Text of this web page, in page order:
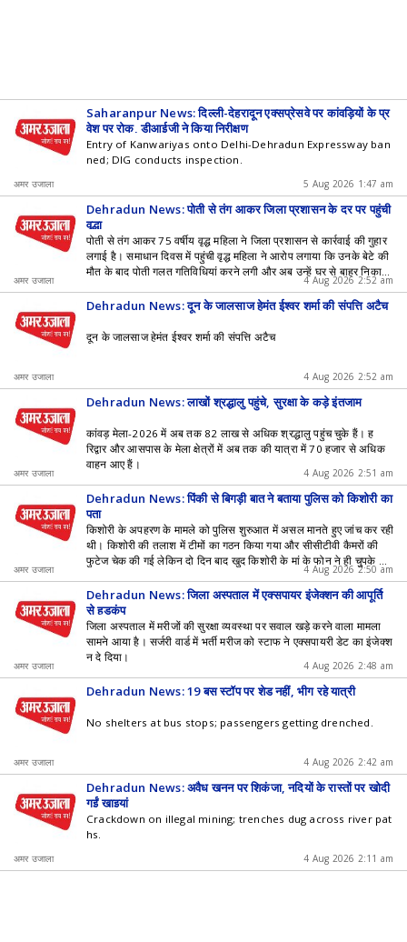
Saharanpur News: दिल्ली-देहरादून एक्सप्रेसवे पर कांवड़ियों के प्र
वेश पर रोक, डीआईजी ने किया निरीक्षण
Entry of Kanwariyas onto Delhi-Dehradun Expressway ban
ned; DIG conducts inspection.
अमर उजाला 5 Aug 2026 1:47 am
Dehradun News: पोती से तंग आकर जिला प्रशासन के दर पर पहुंची
वृद्धा
पोती से तंग आकर 75 वर्षीय वृद्ध महिला ने जिला प्रशासन से कार्रवाई की गुहार
लगाई है। समाधान दिवस में पहुंची वृद्ध महिला ने आरोप लगाया कि उनके बेटे की
मौत के बाद पोती गलत गतिविधियां करने लगी और अब उन्हें घर से बाहर निकाल
अमर उजाला 4 Aug 2026 2:52 am
Dehradun News: दून के जालसाज हेमंत ईश्वर शर्मा की संपत्ति अटैच
दून के जालसाज हेमंत ईश्वर शर्मा की संपत्ति अटैच
अमर उजाला 4 Aug 2026 2:52 am
Dehradun News: लाखों श्रद्धालु पहुंचे, सुरक्षा के कड़े इंतजाम
कांवड़ मेला-2026 में अब तक 82 लाख से अधिक श्रद्धालु पहुंच चुके हैं। ह
रिद्वार और आसपास के मेला क्षेत्रों में अब तक की यात्रा में 70 हजार से अधिक
वाहन आए हैं।
अमर उजाला 4 Aug 2026 2:51 am
Dehradun News: पिंकी से बिगड़ी बात ने बताया पुलिस को किशोरी का
पता
किशोरी के अपहरण के मामले को पुलिस शुरुआत में असल मानते हुए जांच कर रही
थी। किशोरी की तलाश में टीमों का गठन किया गया और सीसीटीवी कैमरों की
फुटेज चेक की गई लेकिन दो दिन बाद खुद किशोरी के मां के फोन ने ही चुपके से
अमर उजाला 4 Aug 2026 2:50 am
Dehradun News: जिला अस्पताल में एक्सपायर इंजेक्शन की आपूर्ति
से हड़कंप
जिला अस्पताल में मरीजों की सुरक्षा व्यवस्था पर सवाल खड़े करने वाला मामला
सामने आया है। सर्जरी वार्ड में भर्ती मरीज को स्टाफ ने एक्सपायरी डेट का इंजेक्श
न दे दिया।
अमर उजाला 4 Aug 2026 2:48 am
Dehradun News: 19 बस स्टॉप पर शेड नहीं, भीग रहे यात्री
No shelters at bus stops; passengers getting drenched.
अमर उजाला 4 Aug 2026 2:42 am
Dehradun News: अवैध खनन पर शिकंजा, नदियों के रास्तों पर खोदी
गईं खाइयां
Crackdown on illegal mining; trenches dug across river pat
hs.
अमर उजाला 4 Aug 2026 2:11 am